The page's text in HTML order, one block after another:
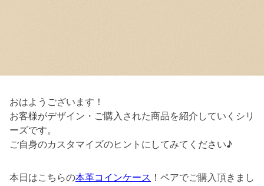
おはようございます！
お客様がデザイン・ご購入された商品を紹介していくシリ
ーズです。
ご自身のカスタマイズのヒントにしてみてください♪
本日はこちらの本革コインケース ！ペアでご購入頂きまし